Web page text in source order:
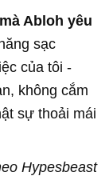
Abloh yêu
sạc
của tôi -
không cắm
sự thoải mái
Hypesbeast